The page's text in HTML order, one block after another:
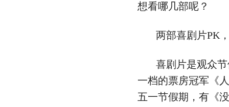
想看哪几部呢？
两部喜剧片PK
喜剧片是观众
一档的票房冠军《
五一节假期，有《